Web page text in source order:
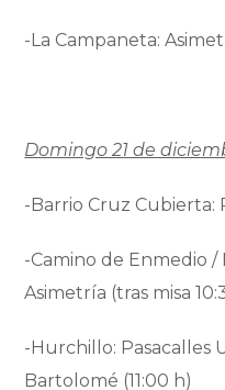
-La Campaneta:
Domingo 21 de
-Barrio Cruz Cubierta:
-Camino de Enmedio /
Asimetría (tras misa
-Hurchillo: Pasacalles
Bartolomé (11:00 h)